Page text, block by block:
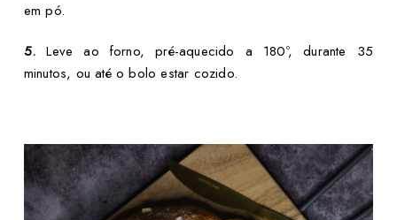
em pó.
5. Leve ao forno, pré-aquecido a 180º, durante 35
minutos, ou até o bolo estar cozido.